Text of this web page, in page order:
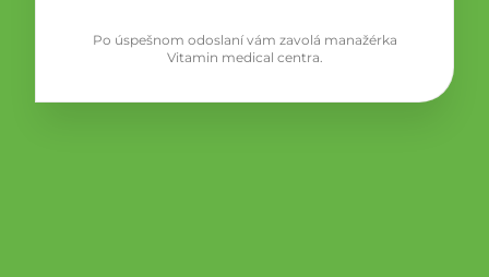
Po úspešnom odoslaní vám zavolá manažérka
Vitamin medical centra.